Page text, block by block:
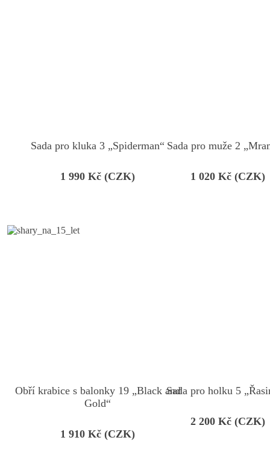
Sada pro kluka 3 „Spiderman“
1 990Kč (CZK)
Sada pro muže 2
1 020Kč (CZK)
Obří krabice s balonky 19 „Black and
Gold“
1 910Kč (CZK)
Sada pro holku 5
2 200Kč (CZK)